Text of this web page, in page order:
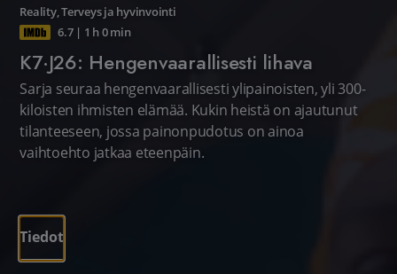
Reality,Terveys ja hyvinvointi
6.7| 1 h 0 min
K7·J26: Hengenvaarallisesti lihava
Sarja seuraa hengenvaarallisesti ylipainoisten, yli 300-
kiloisten ihmisten elämää. Kukin heistä on ajautunut
tilanteeseen, jossa painonpudotus on ainoa
vaihtoehto jatkaa eteenpäin.
Tiedot